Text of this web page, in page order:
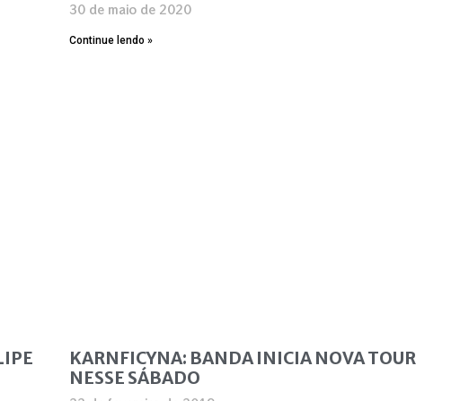
30 de maio de 2020
Continue lendo »
KARNFICYNA: BANDA INICIA NOVA TOUR
NESSE SÁBADO